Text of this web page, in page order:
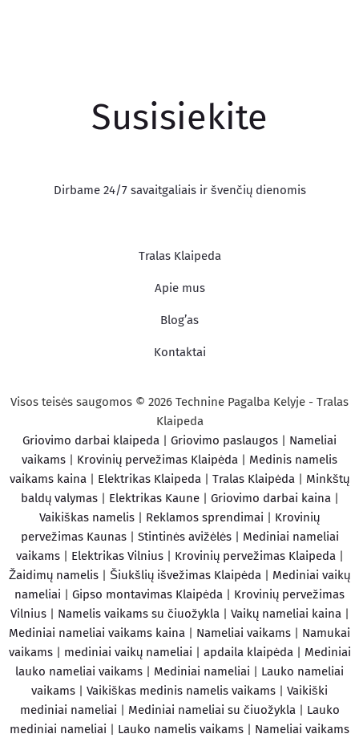
Susisiekite
Dirbame 24/7 savaitgaliais ir švenčių dienomis
Tralas Klaipeda
Apie mus
Blog’as
Kontaktai
Visos teisės saugomos © 2026 Technine Pagalba Kelyje - Tralas
Klaipeda
Griovimo darbai klaipeda | Griovimo paslaugos | Nameliai
vaikams | Krovinių pervežimas Klaipėda | Medinis namelis
vaikams kaina | Elektrikas Klaipeda | Tralas Klaipėda | Minkštų
baldų valymas| Elektrikas Kaune| Griovimo darbai kaina|
Vaikiškas namelis | Reklamos sprendimai | Krovinių
pervežimas Kaunas| Stintinės avižėlės| Mediniai nameliai
vaikams| Elektrikas Vilnius| Krovinių pervežimas Klaipeda|
Žaidimų namelis | Šiukšlių išvežimas Klaipėda | Mediniai vaikų
nameliai | Gipso montavimas Klaipėda | Krovinių pervežimas
Vilnius| Namelis vaikams su čiuožykla| Vaikų nameliai kaina|
Mediniai nameliai vaikams kaina | Nameliai vaikams | Namukai
vaikams| mediniai vaikų nameliai | apdaila klaipėda| Mediniai
lauko nameliai vaikams | Mediniai nameliai | Lauko nameliai
vaikams | Vaikiškas medinis namelis vaikams | Vaikiški
mediniai nameliai | Mediniai nameliai su čiuožykla| Lauko
mediniai nameliai | Lauko namelis vaikams | Nameliai vaikams